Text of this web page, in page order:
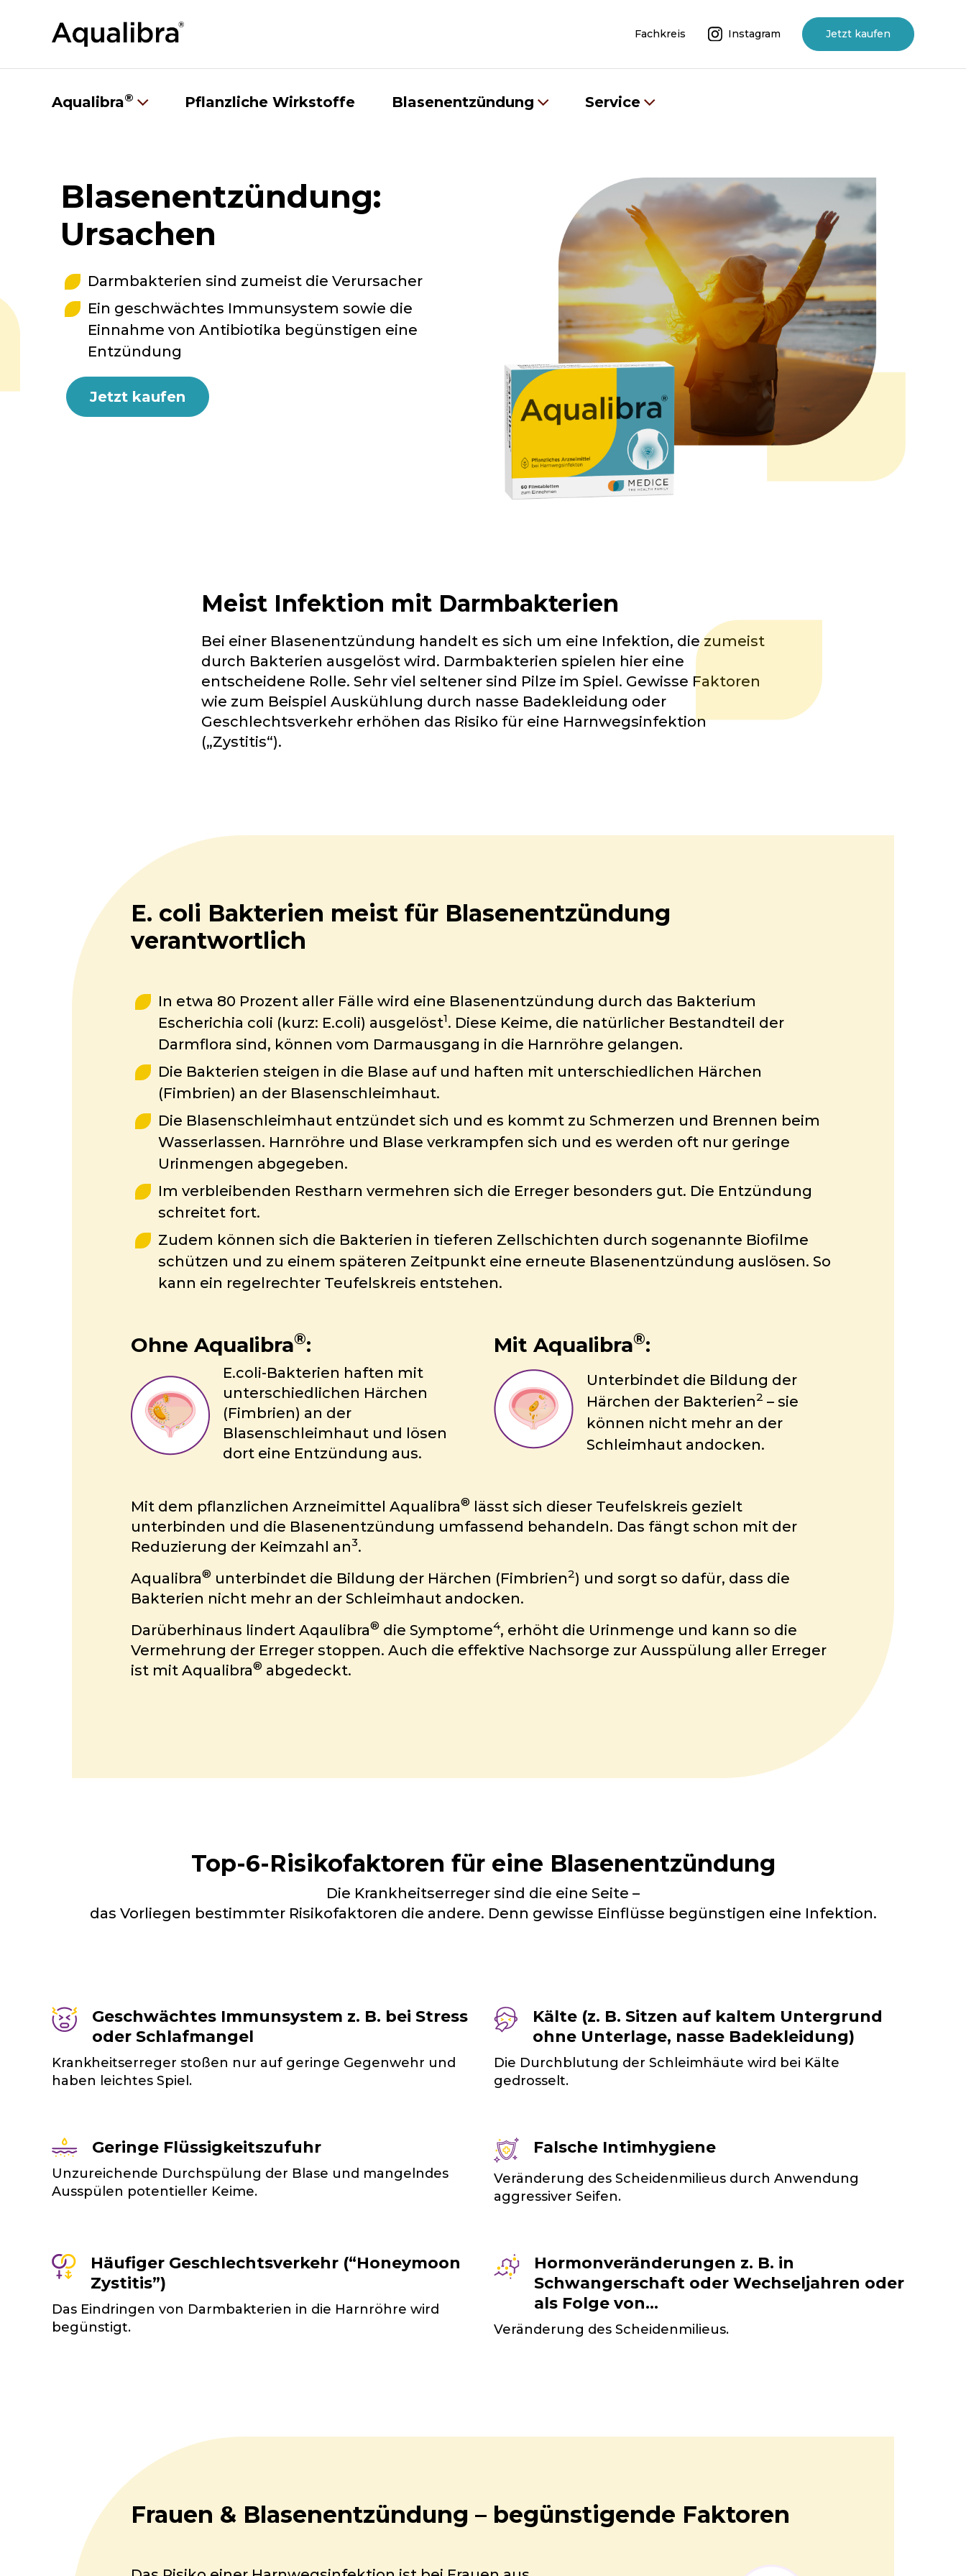
Fachkreis Instagram Jetzt kaufen
Aqualibra® Pflanzliche Wirkstoffe Blasenentzündung Service
Blasenentzündung:
Ursachen
Darmbakterien sind zumeist die Verursacher
Ein geschwächtes Immunsystem sowie die
Einnahme von Antibiotika begünstigen eine
Entzündung
Jetzt kaufen
Meist Infektion mit Darmbakterien
Bei einer Blasenentzündung handelt es sich um eine Infektion, die zumeist
durch Bakterien ausgelöst wird. Darmbakterien spielen hier eine
entscheidene Rolle. Sehr viel seltener sind Pilze im Spiel. Gewisse Faktoren
wie zum Beispiel Auskühlung durch nasse Badekleidung oder
Geschlechtsverkehr erhöhen das Risiko für eine Harnwegsinfektion
(„Zystitis“).
E. coli Bakterien meist für Blasenentzündung
verantwortlich
In etwa 80 Prozent aller Fälle wird eine Blasenentzündung durch das Bakterium
Escherichia coli (kurz: E.coli) ausgelöst1. Diese Keime, die natürlicher Bestandteil der
Darmflora sind, können vom Darmausgang in die Harnröhre gelangen.
Die Bakterien steigen in die Blase auf und haften mit unterschiedlichen Härchen
(Fimbrien) an der Blasenschleimhaut.
Die Blasenschleimhaut entzündet sich und es kommt zu Schmerzen und Brennen beim
Wasserlassen. Harnröhre und Blase verkrampfen sich und es werden oft nur geringe
Urinmengen abgegeben.
Im verbleibenden Restharn vermehren sich die Erreger besonders gut. Die Entzündung
schreitet fort.
Zudem können sich die Bakterien in tieferen Zellschichten durch sogenannte Biofilme
schützen und zu einem späteren Zeitpunkt eine erneute Blasenentzündung auslösen. So
kann ein regelrechter Teufelskreis entstehen.
Ohne Aqualibra®:
E.coli-Bakterien haften mit
unterschied­lichen Härchen
(Fimbrien) an der
Blasenschleimhaut und lösen
dort eine Entzündung aus.
Mit Aqualibra®:
Unterbindet die Bildung der
Härchen der Bakterien2 – sie
können nicht mehr an der
Schleimhaut andocken.
Mit dem pflanzlichen Arzneimittel Aqualibra® lässt sich dieser Teufelskreis gezielt
unterbinden und die Blasenentzündung umfassend behandeln. Das fängt schon mit der
Reduzierung der Keimzahl an3.
Aqualibra® unterbindet die Bildung der Härchen (Fimbrien2) und sorgt so dafür, dass die
Bakterien nicht mehr an der Schleimhaut andocken.
Darüberhinaus lindert Aqaulibra® die Symptome4, erhöht die Urinmenge und kann so die
Vermehrung der Erreger stoppen. Auch die effektive Nachsorge zur Ausspülung aller Erreger
ist mit Aqualibra® abgedeckt.
Top-6-Risikofaktoren für eine Blasenentzündung
Die Krankheitserreger sind die eine Seite –
das Vorliegen bestimmter Risikofaktoren die andere. Denn gewisse Einflüsse begünstigen eine Infektion.
Geschwächtes Immunsystem z. B. bei Stress
oder Schlafmangel
Krankheitserreger stoßen nur auf geringe Gegenwehr und
haben leichtes Spiel.
Kälte (z. B. Sitzen auf kaltem Untergrund
ohne Unterlage, nasse Badekleidung)
Die Durchblutung der Schleimhäute wird bei Kälte
gedrosselt.
Geringe Flüssigkeitszufuhr
Unzureichende Durchspülung der Blase und mangelndes
Ausspülen potentieller Keime.
Falsche Intimhygiene
Veränderung des Scheidenmilieus durch Anwendung
aggressiver Seifen.
Häufiger Geschlechtsverkehr (“Honeymoon
Zystitis”)
Das Eindringen von Darmbakterien in die Harnröhre wird
begünstigt.
Hormonveränderungen z. B. in
Schwangerschaft oder Wechseljahren oder
als Folge von...
Veränderung des Scheidenmilieus.
Frauen & Blasenentzündung – begünstigende Faktoren